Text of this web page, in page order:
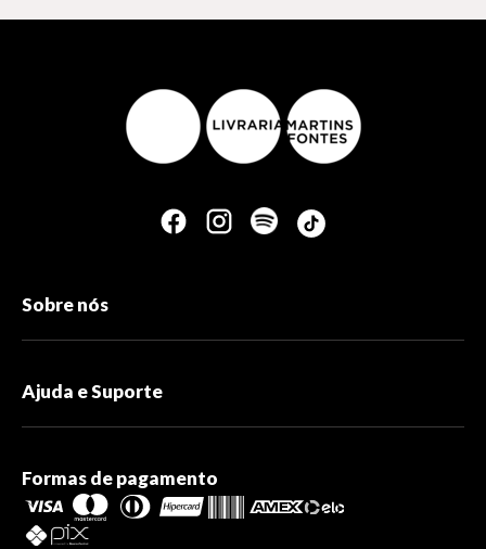
Sobre nós
Ajuda e Suporte
Formas de pagamento